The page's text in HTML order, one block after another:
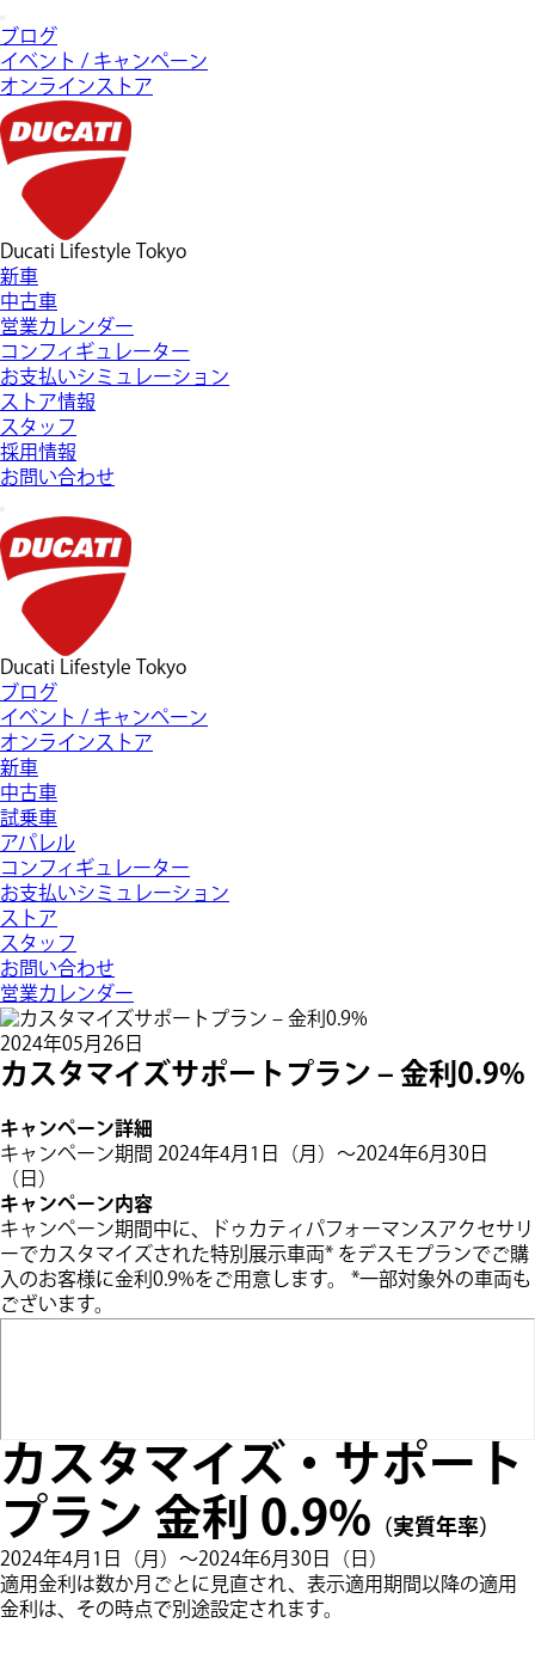
ブログ
イベント / キャンペーン
オンラインストア
Ducati Lifestyle Tokyo
新車
中古車
営業カレンダー
コンフィギュレーター
お支払いシミュレーション
ストア情報
スタッフ
採用情報
お問い合わせ
Ducati Lifestyle Tokyo
ブログ
イベント / キャンペーン
オンラインストア
新車
中古車
試乗車
アパレル
コンフィギュレーター
お支払いシミュレーション
ストア
スタッフ
お問い合わせ
営業カレンダー
2024年05月26日
カスタマイズサポートプラン – 金利0.9%
キャンペーン詳細
キャンペーン期間 2024年4月1日（月）～2024年6月30日
（日）
キャンペーン内容
キャンペーン期間中に、ドゥカティパフォーマンスアクセサリ
ーでカスタマイズされた特別展示車両* をデスモプランでご購
入のお客様に金利0.9%をご用意します。 *一部対象外の車両も
ございます。
カスタマイズ・サポート
プラン 金利 0.9% （実質年率）
2024年4月1日（月）～2024年6月30日（日）
適用金利は数か月ごとに見直され、表示適用期間以降の適用
金利は、その時点で別途設定されます。